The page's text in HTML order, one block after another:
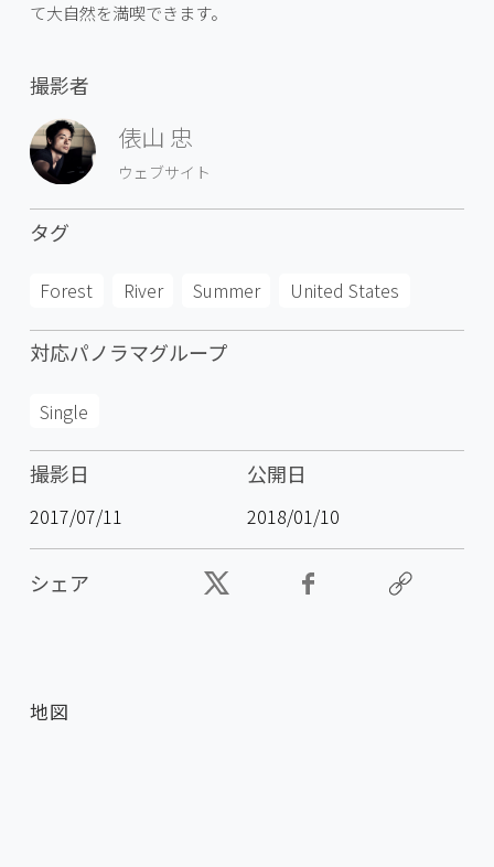
て大自然を満喫できます。
撮影者
俵山 忠
ウェブサイト
タグ
Forest River Summer United States
対応パノラマグループ
Single
撮影日
2017/07/11
公開日
2018/01/10
シェア
地図